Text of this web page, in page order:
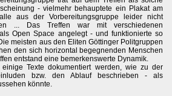
- vielmehr behauptete ein Plakat am
aus der Vorbereitungsgruppe leider nicht
... Das Treffen war mit verschiedenen
Open Space angelegt - und funktionierte so
meisten aus den Eliten Göttinger Politgruppen
den sich horizontal begegnenden Menschen
entstand eine bemerkenswerte Dynamik.
Texte dokumentiert werden, wie zu der
bzw. den Ablauf beschrieben - als
könnte.